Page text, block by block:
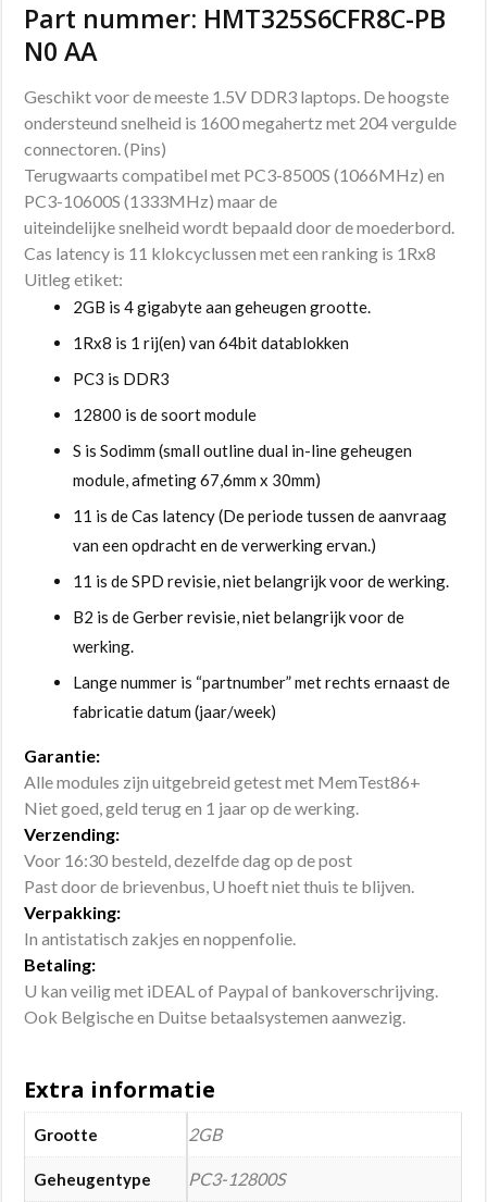
Part nummer: HMT325S6CFR8C-PB
N0 AA
Geschikt voor de meeste 1.5V DDR3 laptops. De hoogste
ondersteund snelheid is 1600 megahertz met 204 vergulde
connectoren. (Pins)
Terugwaarts compatibel met PC3-8500S (1066MHz) en
PC3-10600S (1333MHz) maar de
uiteindelijke snelheid wordt bepaald door de moederbord.
Cas latency is 11 klokcyclussen met een ranking is 1Rx8
Uitleg etiket:
2GB is 4 gigabyte aan geheugen grootte.
1Rx8 is 1 rij(en) van 64bit datablokken
PC3 is DDR3
12800 is de soort module
S is Sodimm (small outline dual in-line geheugen
module, afmeting 67,6mm x 30mm)
11 is de Cas latency (De periode tussen de aanvraag
van een opdracht en de verwerking ervan.)
11 is de SPD revisie, niet belangrijk voor de werking.
B2 is de Gerber revisie, niet belangrijk voor de
werking.
Lange nummer is “partnumber” met rechts ernaast de
fabricatie datum (jaar/week)
Garantie:
Alle modules zijn uitgebreid getest met MemTest86+
Niet goed, geld terug en 1 jaar op de werking.
Verzending:
Voor 16:30 besteld, dezelfde dag op de post
Past door de brievenbus, U hoeft niet thuis te blijven.
Verpakking:
In antistatisch zakjes en noppenfolie.
Betaling:
U kan veilig met iDEAL of Paypal of bankoverschrijving.
Ook Belgische en Duitse betaalsystemen aanwezig.
Extra informatie
Grootte 2GB
Geheugentype PC3-12800S